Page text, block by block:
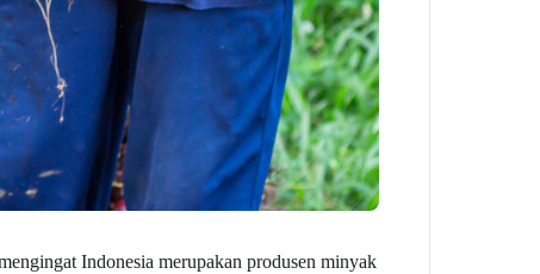
Indonesia merupakan produsen minyak